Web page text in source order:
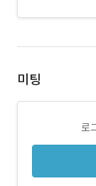
미팅
로